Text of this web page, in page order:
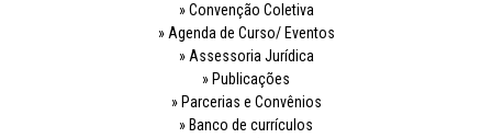
Convenção Coletiva
Agenda de Curso/ Eventos
Assessoria Jurídica
Publicações
Parcerias e Convênios
Banco de currículos